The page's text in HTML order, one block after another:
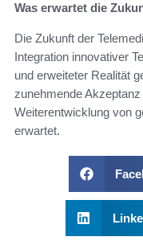
Was erwartet die
Die Zukunft der
Integration innovativer
und erweiteter Realität
zunehmende
Weiterentwicklung von
erwartet.